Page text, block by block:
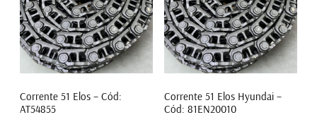
Corrente 51 Elos – Cód:
AT54855
Corrente 51 Elos Hyundai –
Cód: 81EN20010